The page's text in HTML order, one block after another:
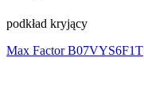
podkład kryjący
Max FactorB07VYS6F1T